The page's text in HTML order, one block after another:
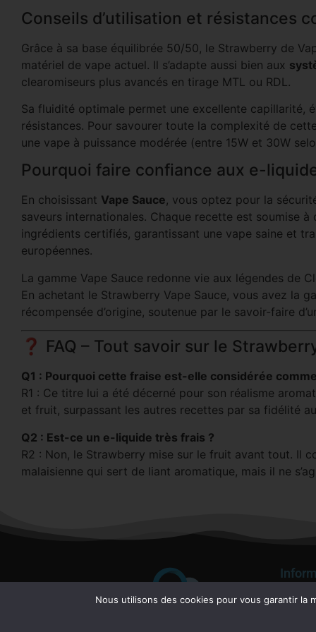
Conseils d’utilisation et résistances
Grâce à sa base équilibrée 50/50, le Strawberry de
matériel de vape actuel. Il s’adapte aussi bien aux
clearomiseurs plus avancés en tirage MTL ou RDL.
Sa fluidité optimale permet une excellente capillarité,
résistances. Pour savourer toute la complexité de
une vape à puissance modérée (entre 15W et 30W
Pourquoi faire confiance aux e-
En choisissant Vape Sauce, vous optez pour la
saveurs internationales. Chaque recette est soumise
ingrédients certifiés, garantissant une vape saine et
européennes.
La gamme Vape Sauce redonne vie aux légendes de
En achetant le Strawberry Vape Sauce, vous avez la
récompensée d’origine, soutenue par le savoir-faire
❓ FAQ – Tout savoir sur le
Q1 : Pourquoi cette fraise est-elle considérée
R1 : Ce titre lui a été décerné pour son réalisme
et fruit, surpassant les autres recettes par sa fidélité
Q2 : Est-ce un e-liquide très frais ?
R2 : Non, le Strawberry mise sur le fruit avant tout. Il
malaisienne qui sert de liant aromatique, mais il ne
Nous utilisons des cookies pour vous garantir